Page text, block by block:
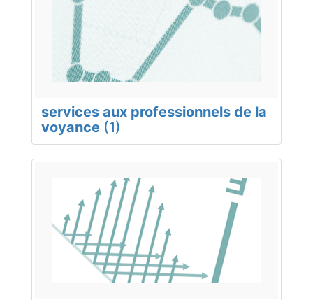
services aux professionnels de la
voyance (1)